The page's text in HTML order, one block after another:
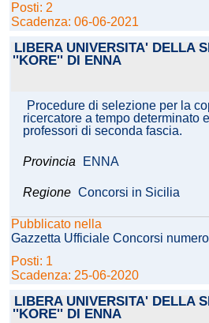
Posti: 2
Scadenza: 06-06-2021
LIBERA UNIVERSITA' DELLA
''KORE'' DI ENNA
Procedure di selezione per la
ricercatore a tempo determinato
professori di seconda fascia.
Provincia ENNA
Regione Concorsi in Sicilia
Pubblicato nella
Gazzetta Ufficiale Concorsi
Posti: 1
Scadenza: 25-06-2020
LIBERA UNIVERSITA' DELLA
''KORE'' DI ENNA